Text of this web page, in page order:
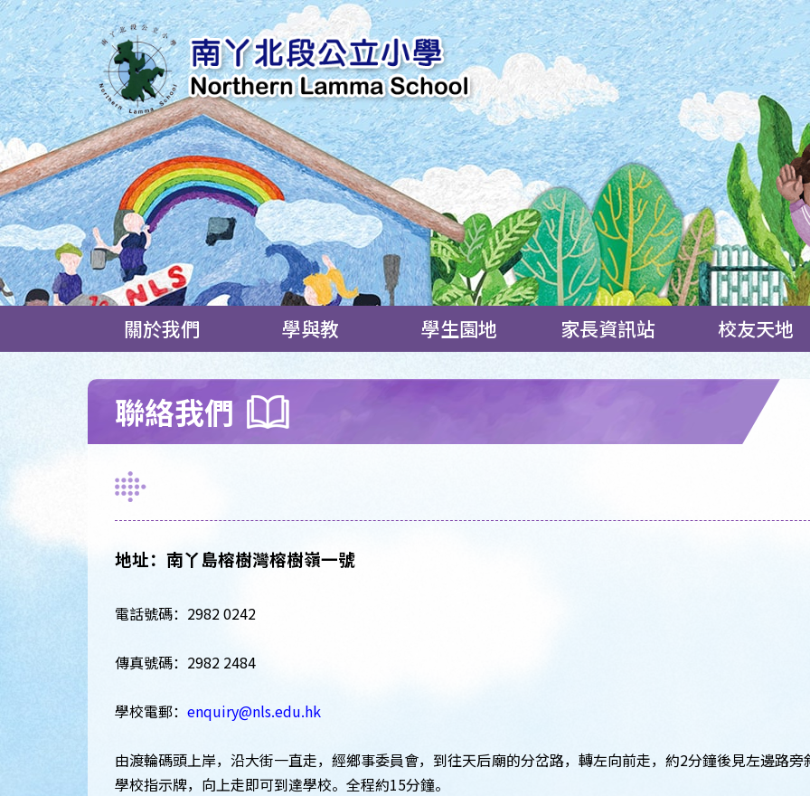
關於我們 學與教 學生園地 家長資訊站 校友天地
聯絡我們
地址：南丫島榕樹灣榕樹嶺一號
電話號碼：2982 0242
傳真號碼：2982 2484
學校電郵： enquiry@nls.edu.hk
由渡輪碼頭上岸，沿大街一直走，經鄉事委員會，到往天后廟的分岔路，轉左向前走，約2分鐘後見左邊路旁
學校指示牌，向上走即可到達學校。全程約15分鐘。